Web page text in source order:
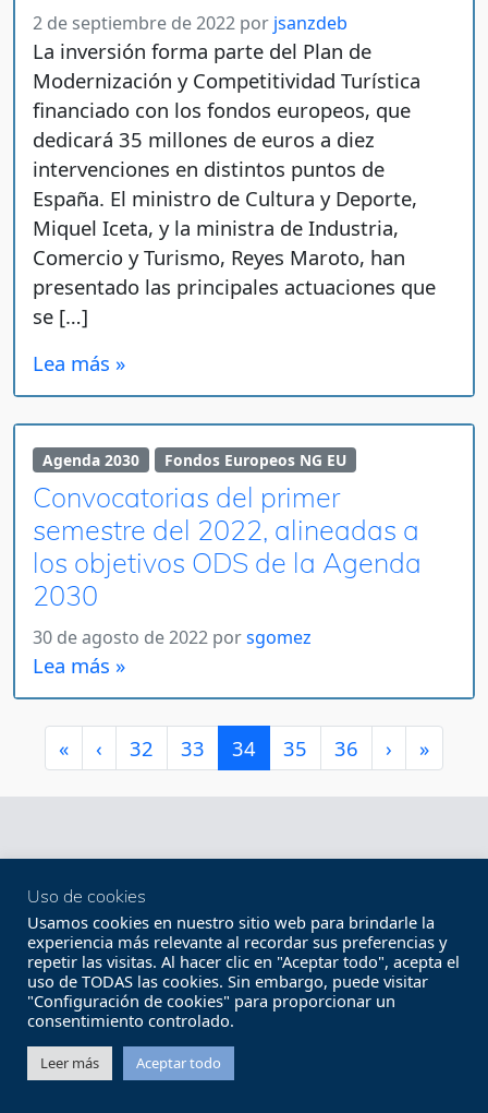
2 de septiembre de 2022 por jsanzdeb
La inversión forma parte del Plan de
Modernización y Competitividad Turística
financiado con los fondos europeos, que
dedicará 35 millones de euros a diez
intervenciones en distintos puntos de
España. El ministro de Cultura y Deporte,
Miquel Iceta, y la ministra de Industria,
Comercio y Turismo, Reyes Maroto, han
presentado las principales actuaciones que
se […]
Lea más »
Agenda 2030 Fondos Europeos NG EU
Convocatorias del primer
semestre del 2022, alineadas a
los objetivos ODS de la Agenda
2030
30 de agosto de 2022 porsgomez
Lea más »
Page navigation
« ‹ Page
32 Page
33 Current Page
34 Page
35 Page
36 › »
Federación Española de Municipios y
Provincias
Calle Nuncio 8 28005, Madrid. España
t. +34 91 364 37 00
Uso de cookies
Usamos cookies en nuestro sitio web para brindarle la
experiencia más relevante al recordar sus preferencias y
repetir las visitas. Al hacer clic en "Aceptar todo", acepta el
uso de TODAS las cookies. Sin embargo, puede visitar
"Configuración de cookies" para proporcionar un
consentimiento controlado.
Leer más Aceptar todo